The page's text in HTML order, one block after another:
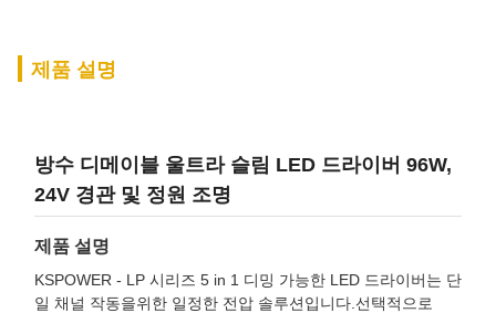
제품 설명
방수 디메이블 울트라 슬림 LED 드라이버 96W,
24V 경관 및 정원 조명
제품 설명
KSPOWER - LP 시리즈 5 in 1 디밍 가능한 LED 드라이버는 단
일 채널 작동을위한 일정한 전압 솔루션입니다.선택적으로